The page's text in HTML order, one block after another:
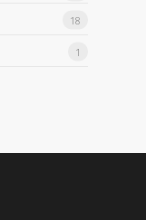
18
1